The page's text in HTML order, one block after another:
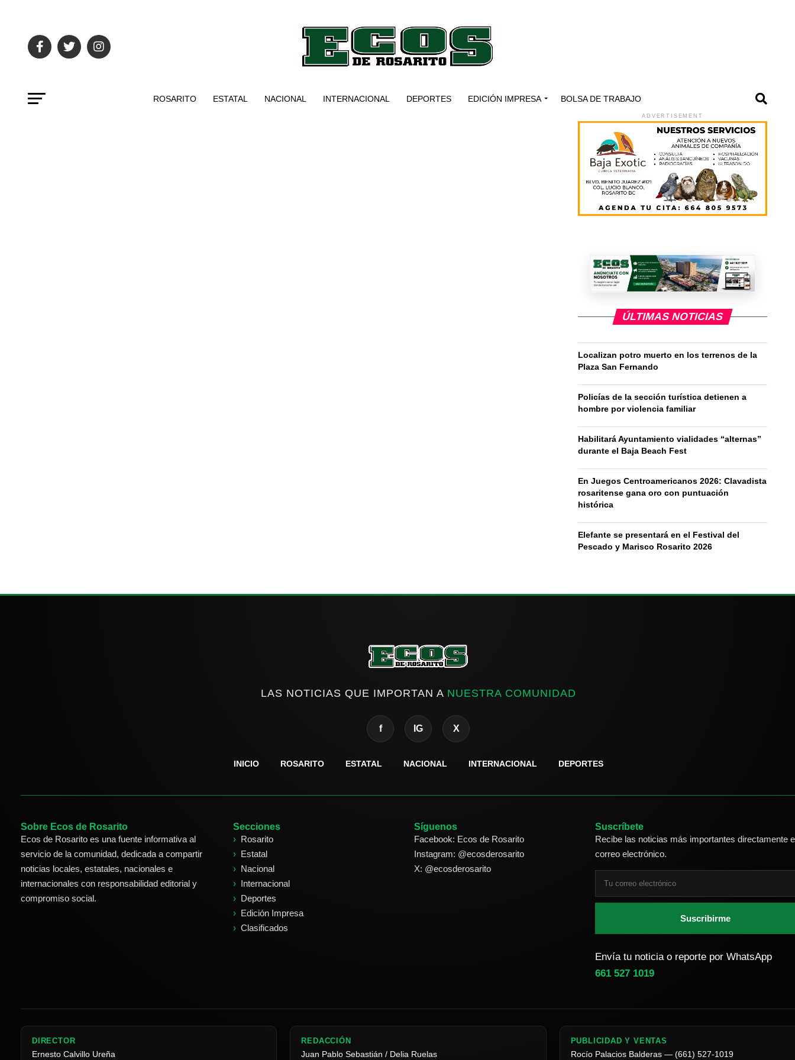
ROSARITO ESTATAL NACIONAL INTERNACIONAL DEPORTES EDICIÓN IMPRESA BOLSA DE TRABAJO
ADVERTISEMENT
ÚLTIMAS NOTICIAS
Localizan potro muerto en los terrenos de la
Plaza San Fernando
Policías de la sección turística detienen a
hombre por violencia familiar
Habilitará Ayuntamiento vialidades “alternas”
durante el Baja Beach Fest
En Juegos Centroamericanos 2026: Clavadista
rosaritense gana oro con puntuación
histórica
Elefante se presentará en el Festival del
Pescado y Marisco Rosarito 2026
LAS NOTICIAS QUE IMPORTAN A NUESTRA COMUNIDAD
f IG X
INICIO ROSARITO ESTATAL NACIONAL INTERNACIONAL DEPORTES
Sobre Ecos de Rosarito
Ecos de Rosarito es una fuente informativa al
servicio de la comunidad, dedicada a compartir
noticias locales, estatales, nacionales e
internacionales con responsabilidad editorial y
compromiso social.
Secciones
Rosarito
Estatal
Nacional
Internacional
Deportes
Edición Impresa
Clasificados
Síguenos
Facebook: Ecos de Rosarito
Instagram: @ecosderosarito
X: @ecosderosarito
Suscríbete
Recibe las noticias más importantes directamente
correo electrónico.
Suscribirme
Envía tu noticia o reporte por WhatsApp
661 527 1019
DIRECTOR
Ernesto Calvillo Ureña
REDACCIÓN
Juan Pablo Sebastián / Delia Ruelas
PUBLICIDAD Y VENTAS
Rocío Palacios Balderas — (661) 527-1019